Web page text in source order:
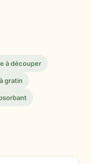
à découper
gratin